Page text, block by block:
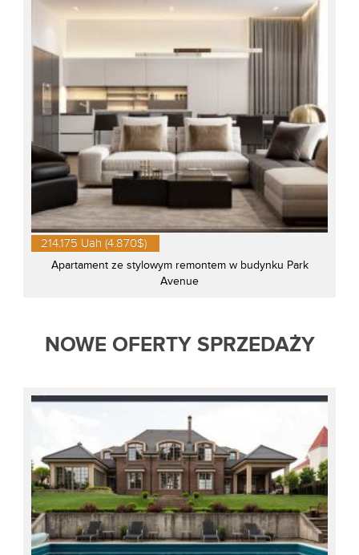
214.175 Uah (4.870$)
Apartament ze stylowym remontem w budynku Park
Avenue
NOWE OFERTY SPRZEDAŻY